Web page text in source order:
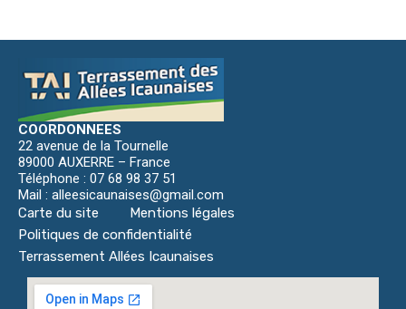
COORDONNEES
22 avenue de la Tournelle
89000 AUXERRE – France
Téléphone : 07 68 98 37 51
Mail : alleesicaunaises@gmail.com
Carte du site
Mentions légales
Politiques de confidentialité
Terrassement Allées Icaunaises